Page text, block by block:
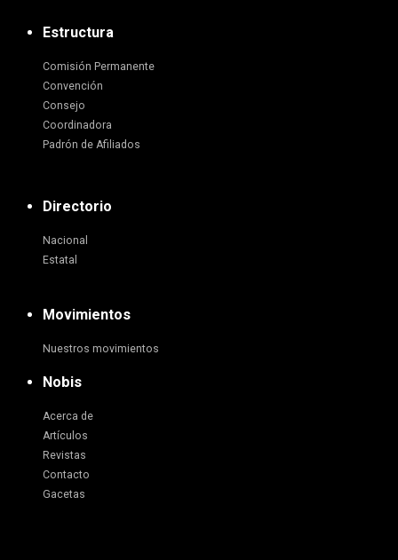
Estructura
Comisión Permanente
Convención
Consejo
Coordinadora
Padrón de Afiliados
Directorio
Nacional
Estatal
Movimientos
Nuestros movimientos
Nobis
Acerca de
Artículos
Revistas
Contacto
Gacetas